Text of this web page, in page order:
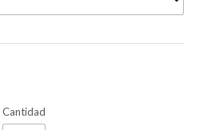
Cantidad